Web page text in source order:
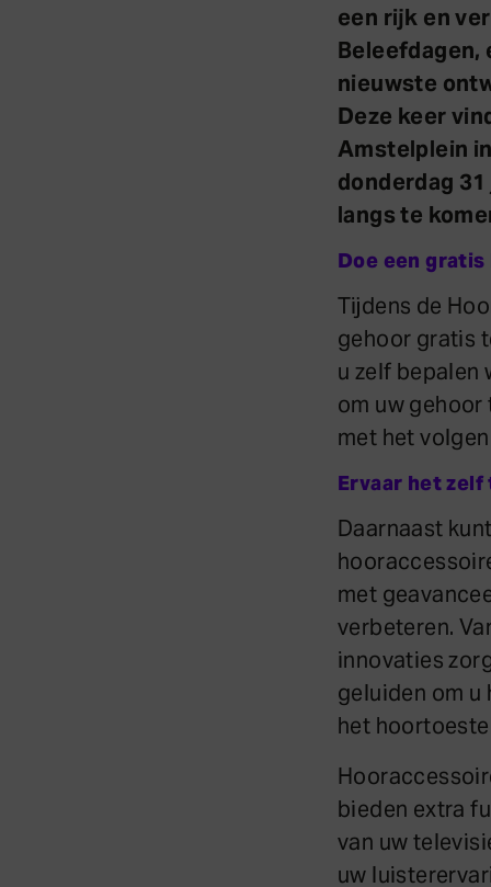
een rijk en
Beleefdagen,
nieuwste
Deze keer
Amstelplein
donderdag
langs te
Doe een
Tijdens de
gehoor gratis
u zelf bepalen
om uw
met het
Ervaar het zelf
Daarnaast
met
verbeteren.
innovaties
geluiden om u
het
bieden extra
van uw
uw